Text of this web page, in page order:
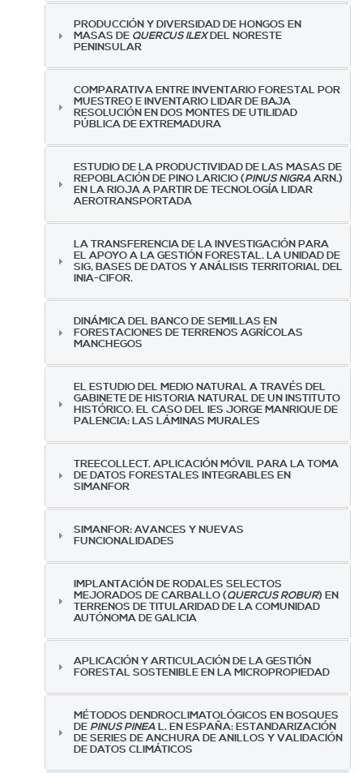
PRODUCCIÓN Y DIVERSIDAD DE HONGOS EN
MASAS DE QUERCUS ILEXDEL NORESTE
PENINSULAR
COMPARATIVA ENTRE INVENTARIO FORESTAL POR
MUESTREO E INVENTARIO LIDAR DE BAJA
RESOLUCIÓN EN DOS MONTES DE UTILIDAD
PÚBLICA DE EXTREMADURA
ESTUDIO DE LA PRODUCTIVIDAD DE LAS MASAS DE
REPOBLACIÓN DE PINO LARICIO (PINUS NIGRAARN.)
EN LA RIOJA A PARTIR DE TECNOLOGÍA LIDAR
AEROTRANSPORTADA
LA TRANSFERENCIA DE LA INVESTIGACIÓN PARA
EL APOYO A LA GESTIÓN FORESTAL. LA UNIDAD DE
SIG, BASES DE DATOS Y ANÁLISIS TERRITORIAL DEL
INIA-CIFOR.
DINÁMICA DEL BANCO DE SEMILLAS EN
FORESTACIONES DE TERRENOS AGRÍCOLAS
MANCHEGOS
EL ESTUDIO DEL MEDIO NATURAL A TRAVÉS DEL
GABINETE DE HISTORIA NATURAL DE UN INSTITUTO
HISTÓRICO. EL CASO DEL IES JORGE MANRIQUE DE
PALENCIA: LAS LÁMINAS MURALES
TREECOLLECT. APLICACIÓN MÓVIL PARA LA TOMA
DE DATOS FORESTALES INTEGRABLES EN
SIMANFOR
SIMANFOR: AVANCES Y NUEVAS
FUNCIONALIDADES
IMPLANTACIÓN DE RODALES SELECTOS
MEJORADOS DE CARBALLO (QUERCUS ROBUR) EN
TERRENOS DE TITULARIDAD DE LA COMUNIDAD
AUTÓNOMA DE GALICIA
APLICACIÓN Y ARTICULACIÓN DE LA GESTIÓN
FORESTAL SOSTENIBLE EN LA MICROPROPIEDAD
MÉTODOS DENDROCLIMATOLÓGICOS EN BOSQUES
DEPINUS PINEAL. EN ESPAÑA: ESTANDARIZACIÓN
DE SERIES DE ANCHURA DE ANILLOS Y VALIDACIÓN
DE DATOS CLIMÁTICOS